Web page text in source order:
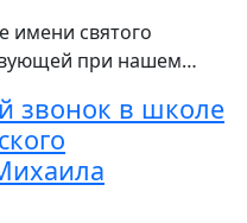
имени святого
при нашем…
звонок в школе